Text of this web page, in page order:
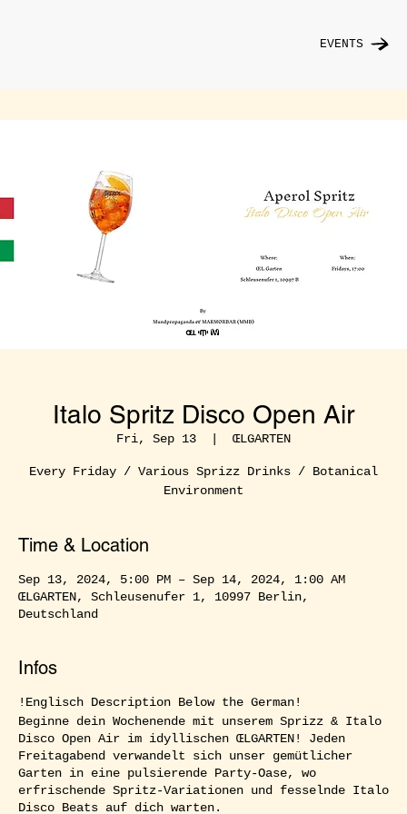
EVENTS
Italo Spritz Disco Open Air
Fri, Sep 13
  |
ŒLGARTEN
Every Friday / Various Sprizz Drinks / Botanical
Environment
Time & Location
Sep 13, 2024, 5:00 PM – Sep 14, 2024, 1:00 AM
ŒLGARTEN, Schleusenufer 1, 10997 Berlin,
Deutschland
Infos
!Englisch Description Below the German!
Beginne dein Wochenende mit unserem Sprizz & Italo
Disco Open Air im idyllischen ŒLGARTEN! Jeden
Freitagabend verwandelt sich unser gemütlicher
Garten in eine pulsierende Party-Oase, wo
erfrischende Spritz-Variationen und fesselnde Italo
Disco Beats auf dich warten.